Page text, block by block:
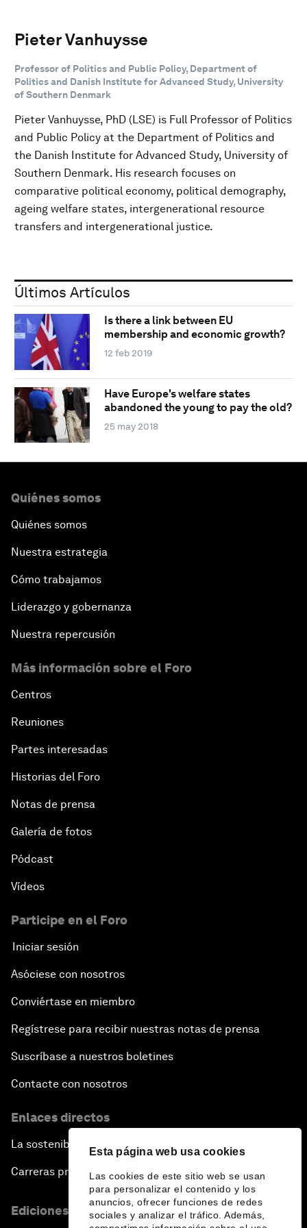
Esta página web usa cookies
Las cookies de este sitio web se usan
para personalizar el contenido y los
anuncios, ofrecer funciones de redes
sociales y analizar el tráfico. Además,
Pieter Vanhuysse
Professor of Politics and Public Policy, Department of
Politics and Danish Institute for Advanced Study, University
of Southern Denmark
Pieter Vanhuysse, PhD (LSE) is Full Professor of Politics
and Public Policy at the Department of Politics and
the Danish Institute for Advanced Study, University of
Southern Denmark. His research focuses on
comparative political economy, political demography,
ageing welfare states, intergenerational resource
transfers and intergenerational justice.
Últimos Artículos
Is there a link between EU
membership and economic growth?
12 feb 2019
Have Europe's welfare states
abandoned the young to pay the old?
25 may 2018
Quiénes somos
Quiénes somos
Nuestra estrategia
Cómo trabajamos
Liderazgo y gobernanza
Nuestra repercusión
Más información sobre el Foro
Centros
Reuniones
Partes interesadas
Historias del Foro
Notas de prensa
Galería de fotos
Pódcast
Vídeos
Participe en el Foro
Iniciar sesión
Asóciese con nosotros
Conviértase en miembro
Regístrese para recibir nuestras notas de prensa
Suscríbase a nuestros boletines
Contacte con nosotros
Enlaces directos
La sostenibilidad en el Foro
Carreras profesionales
Ediciones en otros idiomas